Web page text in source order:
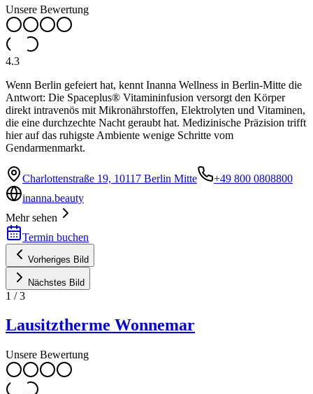
Unsere Bewertung
4.3
Wenn Berlin gefeiert hat, kennt Inanna Wellness in Berlin-Mitte die
Antwort: Die Spaceplus® Vitamininfusion versorgt den Körper
direkt intravenös mit Mikronährstoffen, Elektrolyten und Vitaminen,
die eine durchzechte Nacht geraubt hat. Medizinische Präzision trifft
hier auf das ruhigste Ambiente wenige Schritte vom
Gendarmenmarkt.
Charlottenstraße 19, 10117 Berlin Mitte
+49 800 0808800
inanna.beauty
Mehr sehen
Termin buchen
Vorheriges Bild
Nächstes Bild
1 /3
Lausitztherme Wonnemar
Unsere Bewertung